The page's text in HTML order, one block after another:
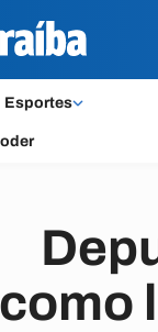
Esportes
como